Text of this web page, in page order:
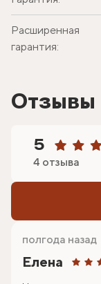
Расширенная
гарантия:
Отзывы
5
4 отзыва
Елена
полгода назад